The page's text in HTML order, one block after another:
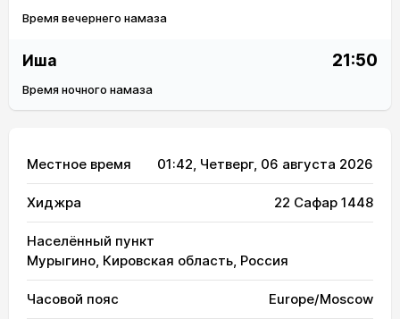
Время вечернего намаза
Иша 21:50
Время ночного намаза
Местное время 01:42, Четверг, 06 августа 2026
Хиджра 22 Сафар 1448
Населённый пункт
Мурыгино, Кировская область, Россия
Часовой пояс Europe/Moscow